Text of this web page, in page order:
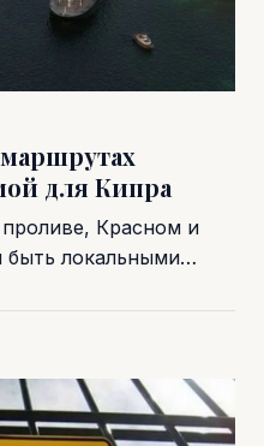
для Кипра
Красном и
быть локальными…